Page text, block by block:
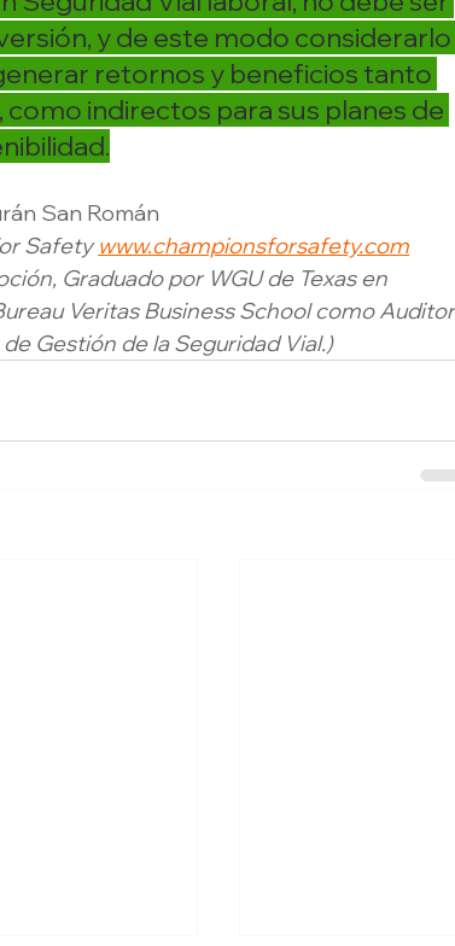
y de este modo considerarlo
retornos y beneficios tanto
indirectos para sus planes de
San Román
Safety www.championsforsafety.com
Graduado por WGU de Texas en
Veritas Business School como
Gestión de la Seguridad Vial.)